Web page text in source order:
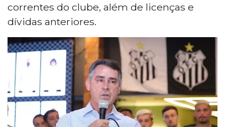
correntes do clube, além de licenças e
dívidas anteriores.